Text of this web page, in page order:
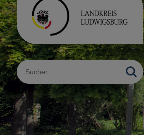
Sucheingabe